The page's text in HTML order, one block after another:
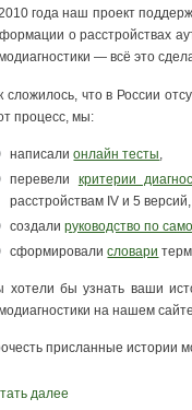
года наш проект
о расстройствах
— всё это
сложилось, что в России
процесс, мы:
написалионлайн тесты,
перевели критерии
расстройствам IV и 5 версий,
создалируководство по
сформировалисловари
хотели бы узнать ваши
на нашем
присланные истории
далее